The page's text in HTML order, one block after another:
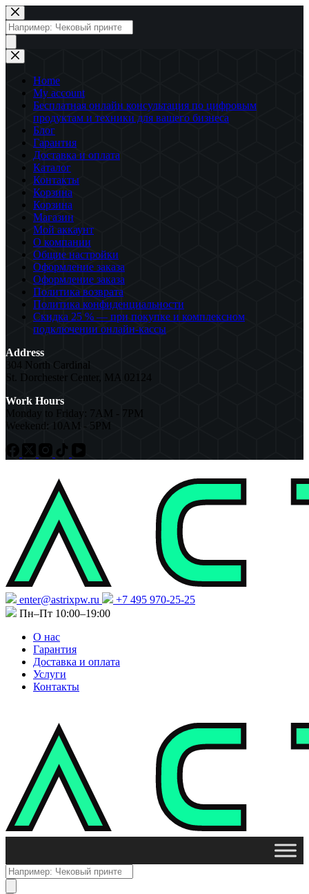
Перейти
к
сути
Поиск
товаров
Home
My account
Бесплатная онлайн консультация по цифровым
продуктам и техники для вашего бизнеса
Блог
Гарантия
Доставка и оплата
Каталог
Контакты
Корзина
Корзина
Магазин
Мой аккаунт
О компании
Общие настройки
Оформление заказа
Оформление заказа
Политика возврата
Политика конфиденциальности
Скидка 25 % — при покупке и комплексном
подключении онлайн-кассы
Address
304 North Cardinal
St. Dorchester Center, MA 02124
Work Hours
Monday to Friday: 7AM - 7PM
Weekend: 10AM - 5PM
enter@astrixpw.ru
+7 495 970-25-25
Пн–Пт 10:00–19:00
О нас
Гарантия
Доставка и оплата
Услуги
Контакты
Поиск
товаров